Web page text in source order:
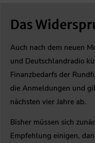
Das
Auch nach dem neuen
und Deutschlandradio
Finanzbedarfs der
die Anmeldungen und
nächsten vier Jahre ab.
Bisher müssen sich
Empfehlung einigen,